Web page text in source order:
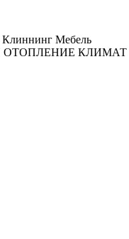
Клиннинг Мебель
КЛИМАТ